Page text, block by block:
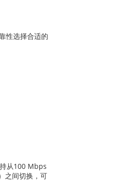
性选择合适的
从100 Mbps
之间切换，可